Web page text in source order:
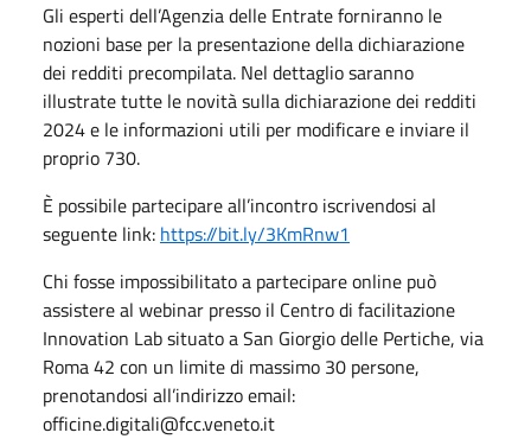
Gli esperti dell’Agenzia delle Entrate forniranno le
nozioni base per la presentazione della dichiarazione
dei redditi precompilata. Nel dettaglio saranno
illustrate tutte le novità sulla dichiarazione dei redditi
2024 e le informazioni utili per modificare e inviare il
proprio 730.
È possibile partecipare all’incontro iscrivendosi al
seguente link: https://bit.ly/3KmRnw1
Chi fosse impossibilitato a partecipare online può
assistere al webinar presso il Centro di facilitazione
Innovation Lab situato a San Giorgio delle Pertiche, via
Roma 42 con un limite di massimo 30 persone,
prenotandosi all’indirizzo email:
officine.digitali@fcc.veneto.it